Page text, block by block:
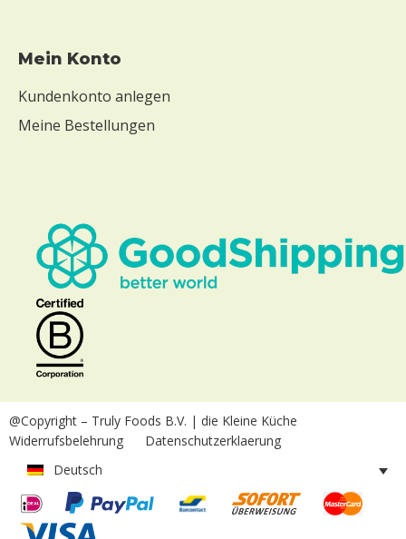
Mein Konto
Kundenkonto anlegen
Meine Bestellungen
@Copyright – Truly Foods B.V. | die Kleine Küche
Widerrufsbelehrung
Datenschutzerklaerung
Deutsch